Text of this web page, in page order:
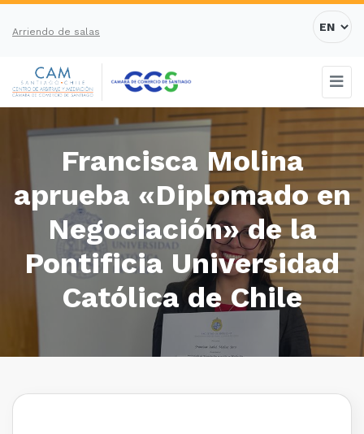
Arriendo de salas
Francisca Molina
aprueba «Diplomado en
Negociación» de la
Pontificia Universidad
Católica de Chile